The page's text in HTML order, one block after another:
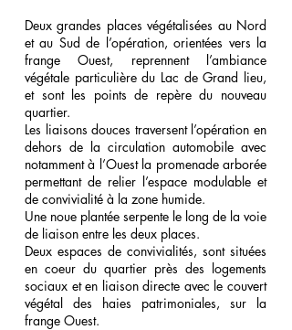
Deux grandes places végétalisées au Nord
et au Sud de l’opération, orientées vers la
frange Ouest, reprennent l’ambiance
végétale particulière du Lac de Grand lieu,
et sont les points de repère du nouveau
quartier.
Les liaisons douces traversent l’opération en
dehors de la circulation automobile avec
notamment à l’Ouest la promenade arborée
permettant de relier l’espace modulable et
de convivialité à la zone humide.
Une noue plantée serpente le long de la voie
de liaison entre les deux places.
Deux espaces de convivialités, sont situées
en coeur du quartier près des logements
sociaux et en liaison directe avec le couvert
végétal des haies patrimoniales, sur la
frange Ouest.